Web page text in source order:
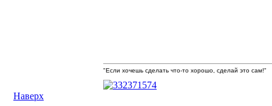
Наверх
"Если хочешь сделать что-то хорошо, сделай это сам!"